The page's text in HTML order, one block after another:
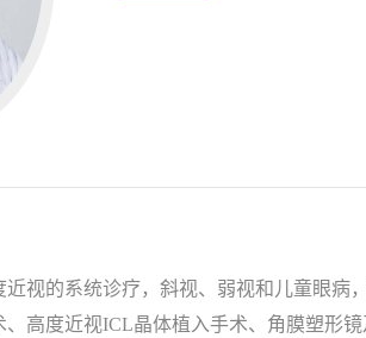
近视的系统诊疗，斜视、弱视和儿童眼病
高度近视ICL晶体植入手术、角膜塑形镜